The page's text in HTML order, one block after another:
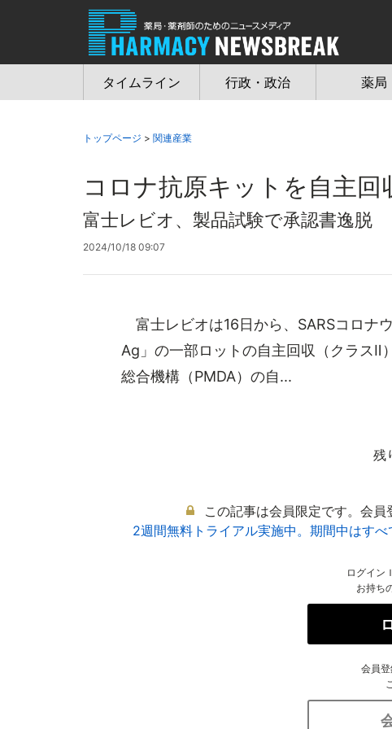
タイムライン 行政・政治 薬局
トップページ > 関連産業
コロナ抗原キットを自主回
富士レビオ、製品試験で承認書逸脱
2024/10/18 09:07
富士レビオは16日から、SARSコロナ
Ag」の一部ロットの自主回収（クラスⅡ
総合機構（PMDA）の自...
残
この記事は会員限定です。会員
2週間無料トライアル実施中。期間中はす
ログイン
お持ち
会員